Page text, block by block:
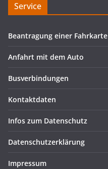
Service
Beantragung einer Fahrkarte
Anfahrt mit dem Auto
Busverbindungen
Kontaktdaten
Infos zum Datenschutz
Datenschutzerklärung
Impressum